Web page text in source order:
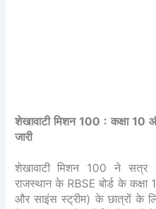
शेखावाटी मिशन 100 : कक्षा 10
जारी
शेखावाटी मिशन 100 ने
राजस्थान के RBSE बोर्ड के
और साइंस स्ट्रीम) के छात्रों के